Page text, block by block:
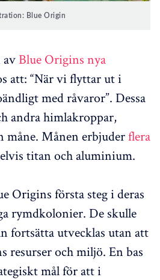
Blue Origin
Blue Origins nya
att: “När vi flyttar ut i
med råvaror”. Dessa
andra himlakroppar,
måne. Månen erbjuderflera
titan och aluminium.
Origins första steg i deras
rymdkolonier. De skulle
fortsätta utvecklas utan att
resurser och miljö. En bas
mål för att i